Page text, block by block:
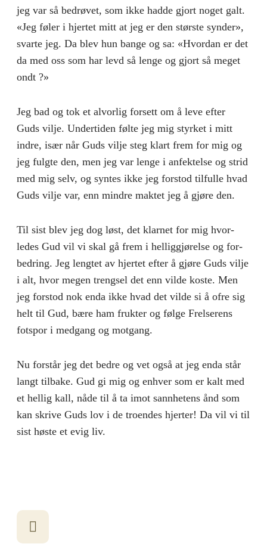
jeg var så bedrøvet, som ikke hadde gjort noget galt.
«Jeg føler i hjertet mitt at jeg er den største synder»,
svarte jeg. Da blev hun bange og sa: «Hvordan er det
da med oss som har levd så lenge og gjort så meget
ondt ?»
Jeg bad og tok et alvorlig forsett om å leve efter
Guds vilje. Undertiden følte jeg mig styrket i mitt
indre, især når Guds vilje steg klart frem for mig og
jeg fulgte den, men jeg var lenge i anfektelse og strid
med mig selv, og syntes ikke jeg forstod tilfulle hvad
Guds vilje var, enn mindre maktet jeg å gjøre den.
Til sist blev jeg dog løst, det klarnet for mig hvor­
ledes Gud vil vi skal gå frem i helliggjørelse og for­
bedring. Jeg lengtet av hjertet efter å gjøre Guds vilje
i alt, hvor megen trengsel det enn vilde koste. Men
jeg forstod nok enda ikke hvad det vilde si å ofre sig
helt til Gud, bære ham frukter og følge Frel­serens
fotspor i medgang og motgang.
Nu forstår jeg det bedre og vet også at jeg enda står
langt tilbake. Gud gi mig og enhver som er kalt med
et hellig kall, nåde til å ta imot sannhetens ånd som
kan skrive Guds lov i de troendes hjerter! Da vil vi til
sist høste et evig liv.